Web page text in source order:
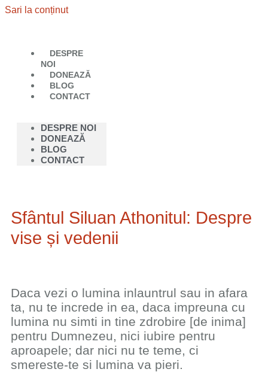
Sari la conținut
DESPRE
NOI
DONEAZĂ
BLOG
CONTACT
DESPRE NOI
DONEAZĂ
BLOG
CONTACT
Sfântul Siluan Athonitul: Despre
vise și vedenii
Daca vezi o lumina inlauntrul sau in afara
ta, nu te increde in ea, daca impreuna cu
lumina nu simti in tine zdrobire [de inima]
pentru Dumnezeu, nici iubire pentru
aproapele; dar nici nu te teme, ci
smereste-te si lumina va pieri.